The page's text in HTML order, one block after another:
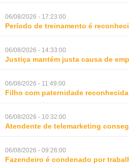
06/08/2026 - 17:23:00
Período de treinamento é
06/08/2026 - 14:33:00
Justiça mantém justa causa de
06/08/2026 - 11:49:00
Filho com paternidade
06/08/2026 - 10:32:00
Atendente de telemarketing
06/08/2026 - 09:26:00
Fazendeiro é condenado por